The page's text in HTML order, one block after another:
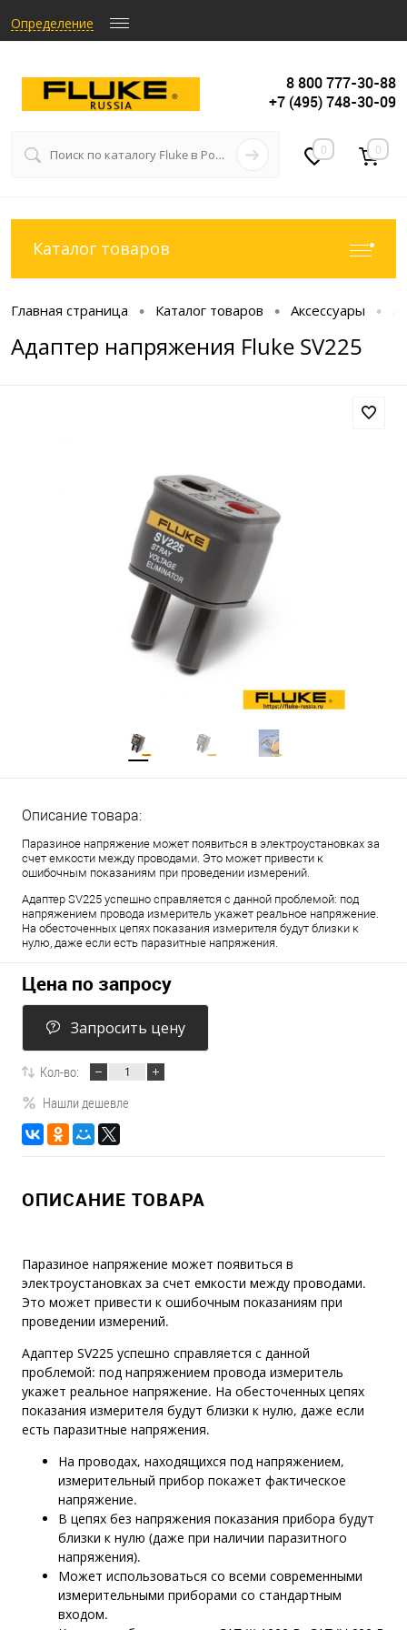
Определение
8 800 777-30-88
+7 (495) 748-30-09
0 0
Каталог товаров
Главная страница • Каталог товаров • Аксессуары •
Адаптер напряжения Fluke SV225
Описание товара:
Паразиное напряжение может появиться в электроустановках за
счет емкости между проводами. Это может привести к
ошибочным показаниям при проведении измерений.
Адаптер SV225 успешно справляется с данной проблемой: под
напряжением провода измеритель укажет реальное напряжение.
На обесточенных цепях показания измерителя будут близки к
нулю, даже если есть паразитные напряжения.
Цена по запросу
Запросить цену
Кол-во:
Нашли дешевле
ОПИСАНИЕ ТОВАРА
Паразиное напряжение может появиться в
электроустановках за счет емкости между проводами.
Это может привести к ошибочным показаниям при
проведении измерений.
Адаптер SV225 успешно справляется с данной
проблемой: под напряжением провода измеритель
укажет реальное напряжение. На обесточенных цепях
показания измерителя будут близки к нулю, даже если
есть паразитные напряжения.
На проводах, находящихся под напряжением,
измерительный прибор покажет фактическое
напряжение.
В цепях без напряжения показания прибора будут
близки к нулю (даже при наличии паразитного
напряжения).
Может использоваться со всеми современными
измерительными приборами со стандартным
входом.